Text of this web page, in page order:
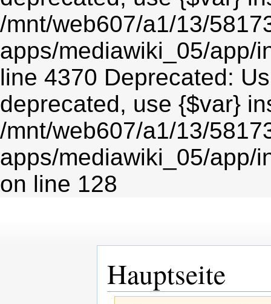
/mnt/web607/a1/13/
apps/mediawiki_05/app/
line 4370 Deprecated:
deprecated, use {$var}
/mnt/web607/a1/13/
apps/mediawiki_05/app/
on line 128
Hauptseite